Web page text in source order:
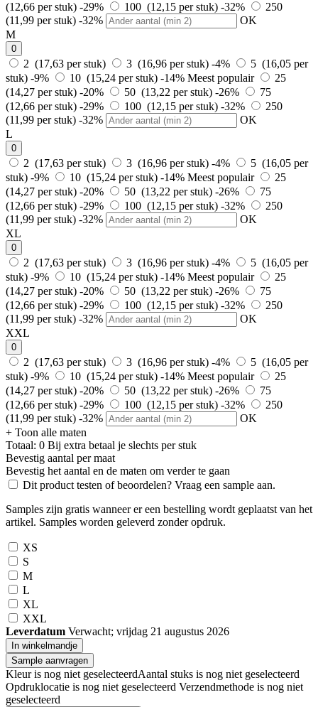
(12,66 per stuk) -29% 100 (12,15 per stuk) -32%
250
(11,99 per stuk) -32%
OK
M
0
2 (17,63 per stuk) 3 (16,96 per stuk) -4%
5 (16,05 per
stuk) -9% 10 (15,24 per stuk) -14% Meest populair
25
(14,27 per stuk) -20% 50 (13,22 per stuk) -26%
75
(12,66 per stuk) -29% 100 (12,15 per stuk) -32%
250
(11,99 per stuk) -32%
OK
L
0
2 (17,63 per stuk) 3 (16,96 per stuk) -4%
5 (16,05 per
stuk) -9% 10 (15,24 per stuk) -14% Meest populair
25
(14,27 per stuk) -20% 50 (13,22 per stuk) -26%
75
(12,66 per stuk) -29% 100 (12,15 per stuk) -32%
250
(11,99 per stuk) -32%
OK
XL
0
2 (17,63 per stuk) 3 (16,96 per stuk) -4%
5 (16,05 per
stuk) -9% 10 (15,24 per stuk) -14% Meest populair
25
(14,27 per stuk) -20% 50 (13,22 per stuk) -26%
75
(12,66 per stuk) -29% 100 (12,15 per stuk) -32%
250
(11,99 per stuk) -32%
OK
XXL
0
2 (17,63 per stuk) 3 (16,96 per stuk) -4%
5 (16,05 per
stuk) -9% 10 (15,24 per stuk) -14% Meest populair
25
(14,27 per stuk) -20% 50 (13,22 per stuk) -26%
75
(12,66 per stuk) -29% 100 (12,15 per stuk) -32%
250
(11,99 per stuk) -32%
OK
+ Toon alle maten
Totaal: 0 Bij extra betaal je slechts per stuk
Bevestig aantal per maat
Bevestig het aantal en de maten om verder te gaan
Dit product testen of beoordelen? Vraag een sample aan.
Samples zijn gratis wanneer er een bestelling wordt geplaatst van het
artikel. Samples worden geleverd zonder opdruk.
XS
S
M
L
XL
XXL
Leverdatum Verwacht; vrijdag 21 augustus 2026
In winkelmandje
Sample aanvragen
Kleur is nog niet geselecteerdAantal stuks is nog niet geselecteerd
Opdruklocatie is nog niet geselecteerd Verzendmethode is nog niet
geselecteerd